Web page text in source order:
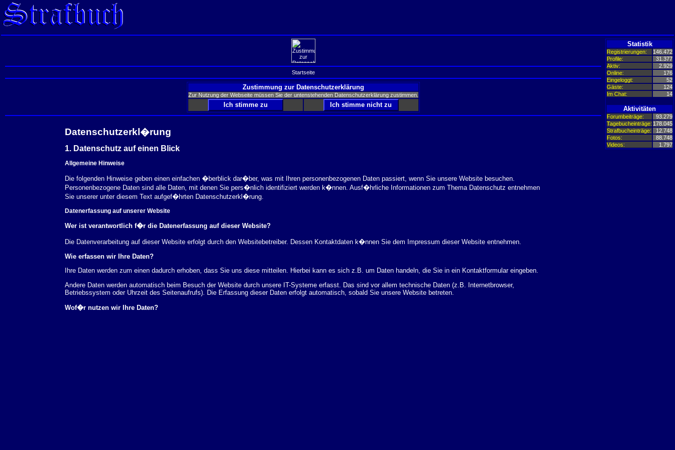
Startseite
Zustimmung zur Datenschutzerklärung
Zur Nutzung der Webseite müssen Sie der untenstehenden Datenschutzerklärung zustimmen.
Datenschutzerkl�rung
1. Datenschutz auf einen Blick
Allgemeine Hinweise
Die folgenden Hinweise geben einen einfachen �berblick dar�ber, was mit Ihren personenbezogenen Daten passiert, wenn Sie unsere Website besuchen.
Personenbezogene Daten sind alle Daten, mit denen Sie pers�nlich identifiziert werden k�nnen. Ausf�hrliche Informationen zum Thema Datenschutz entnehmen
Sie unserer unter diesem Text aufgef�hrten Datenschutzerkl�rung.
Datenerfassung auf unserer Website
Wer ist verantwortlich f�r die Datenerfassung auf dieser Website?
Die Datenverarbeitung auf dieser Website erfolgt durch den Websitebetreiber. Dessen Kontaktdaten k�nnen Sie dem Impressum dieser Website entnehmen.
Wie erfassen wir Ihre Daten?
Ihre Daten werden zum einen dadurch erhoben, dass Sie uns diese mitteilen. Hierbei kann es sich z.B. um Daten handeln, die Sie in ein Kontaktformular eingeben.
Andere Daten werden automatisch beim Besuch der Website durch unsere IT-Systeme erfasst. Das sind vor allem technische Daten (z.B. Internetbrowser,
Betriebssystem oder Uhrzeit des Seitenaufrufs). Die Erfassung dieser Daten erfolgt automatisch, sobald Sie unsere Website betreten.
Wof�r nutzen wir Ihre Daten?
Statistik
Registrierungen:
146.472
Profile:
31.377
Aktiv:
2.929
Online:
176
Eingeloggt:
52
Gäste:
124
Im Chat:
14
Aktivitäten
Forumbeiträge:
93.279
Tagebucheinträge: 178.045
Strafbucheinträge:
12.748
Fotos:
88.748
Videos:
1.797